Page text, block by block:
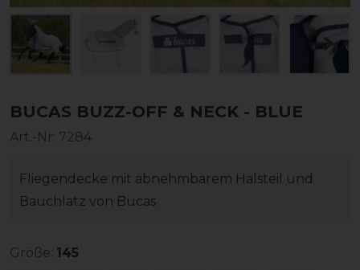
BUCAS BUZZ-OFF & NECK - BLUE
Art.-Nr: 7284
Fliegendecke mit abnehmbarem Halsteil und
Bauchlatz von Bucas
Größe: 145